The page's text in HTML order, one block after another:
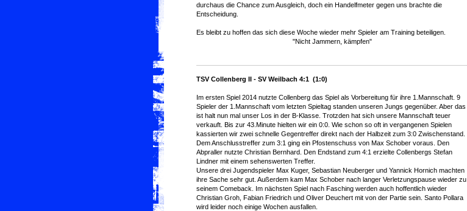
durchaus die Chance zum Ausgleich, doch ein Handelfmeter gegen uns brachte die
Entscheidung.
Es bleibt zu hoffen das sich diese Woche wieder mehr Spieler am Training beteiligen.
"Nicht Jammern, kämpfen"
TSV Collenberg II - SV Weilbach 4:1 (1:0)
Im ersten Spiel 2014 nutzte Collenberg das Spiel als Vorbereitung für ihre 1.Mannschaft. 9
Spieler der 1.Mannschaft vom letzten Spieltag standen unseren Jungs gegenüber. Aber das
ist halt nun mal unser Los in der B-Klasse. Trotzden hat sich unsere Mannschaft teuer
verkauft. Bis zur 43.Minute hielten wir ein 0:0. Wie schon so oft in vergangenen Spielen
kassierten wir zwei schnelle Gegentreffer direkt nach der Halbzeit zum 3:0 Zwischenstand.
Dem Anschlusstreffer zum 3:1 ging ein Pfostenschuss von Max Schober voraus. Den
Abpraller nutzte Christian Bernhard. Den Endstand zum 4:1 erzielte Collenbergs Stefan
Lindner mit einem sehenswerten Treffer.
Unsere drei Jugendspieler Max Kuger, Sebastian Neuberger und Yannick Hornich machten
ihre Sache sehr gut. Außerdem kam Max Schober nach langer Verletzungspause wieder zu
seinem Comeback. Im nächsten Spiel nach Fasching werden auch hoffentlich wieder
Christian Groh, Fabian Friedrich und Oliver Deuchert mit von der Partie sein. Santo Pollara
wird leider noch einige Wochen ausfallen.